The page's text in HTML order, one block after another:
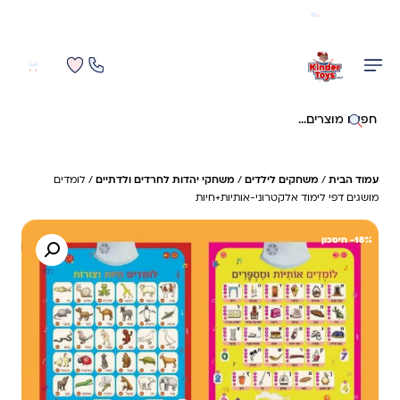
חיפוש באתר
עמוד הבית / משחקים לילדים / משחקי יהדות לחרדים ולדתיים / לומדים
מושגים דפי לימוד אלקטרוני-אותיות+חיות
18%- חיסכון